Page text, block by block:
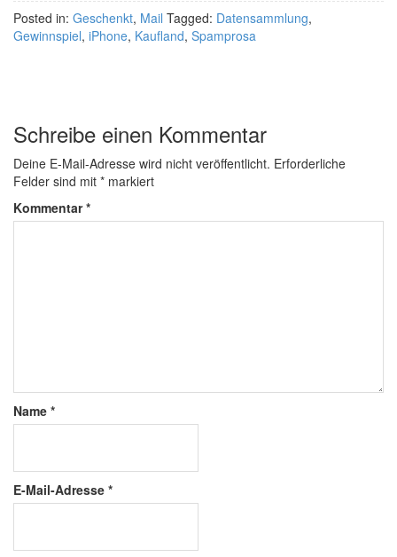
Posted in: Geschenkt, Mail Tagged: Datensammlung,
Gewinnspiel, iPhone, Kaufland, Spamprosa
Schreibe einen Kommentar
Deine E-Mail-Adresse wird nicht veröffentlicht. Erforderliche
Felder sind mit * markiert
Kommentar*
Name *
E-Mail-Adresse *